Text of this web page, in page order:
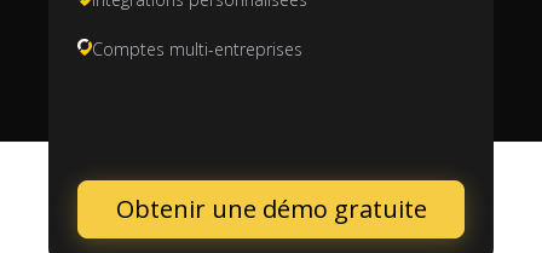
Comptes multi-entreprises
Obtenir une démo gratuite